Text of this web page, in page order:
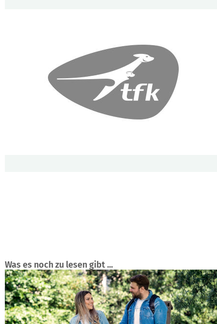
Was es noch zu lesen gibt ...